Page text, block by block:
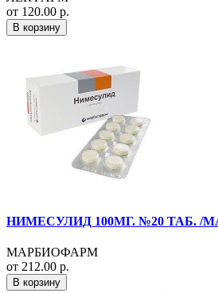
от 120.00 р.
В корзину
НИМЕСУЛИД 100МГ. №20 ТАБ. /
МАРБИОФАРМ
от 212.00 р.
В корзину